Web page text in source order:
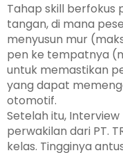
Tahap skill berfokus
tangan, di mana
menyusun mur
pen ke tempatnya
untuk memastikan
yang dapat
otomotif.
Setelah itu, Interview
perwakilan dari PT.
kelas. Tingginya